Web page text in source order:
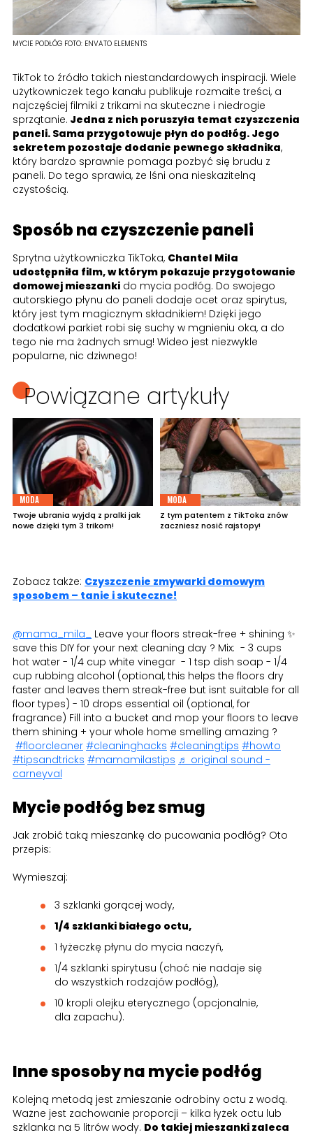
MYCIE PODŁÓG FOTO: ENVATO ELEMENTS
TikTok to źródło takich niestandardowych inspiracji. Wiele
użytkowniczek tego kanału publikuje rozmaite treści, a
najczęściej filmiki z trikami na skuteczne i niedrogie
sprzątanie. Jedna z nich poruszyła temat czyszczenia
paneli. Sama przygotowuje płyn do podłóg. Jego
sekretem pozostaje dodanie pewnego składnika,
który bardzo sprawnie pomaga pozbyć się brudu z
paneli. Do tego sprawia, że lśni ona nieskazitelną
czystością.
Sposób na czyszczenie paneli
Sprytna użytkowniczka TikToka, Chantel Mila
udostępniła film, w którym pokazuje przygotowanie
domowej mieszanki do mycia podłóg. Do swojego
autorskiego płynu do paneli dodaje ocet oraz spirytus,
który jest tym magicznym składnikiem! Dzięki jego
dodatkowi parkiet robi się suchy w mgnieniu oka, a do
tego nie ma żadnych smug! Wideo jest niezwykle
popularne, nic dziwnego!
Powiązane artykuły
MODA
Twoje ubrania wyjdą z pralki jak
nowe dzięki tym 3 trikom!
MODA
Z tym patentem z TikToka znów
zaczniesz nosić rajstopy!
Zobacz także: Czyszczenie zmywarki domowym
sposobem – tanie i skuteczne!
@mama_mila_
Leave your floors streak-free + shining ✨
save this DIY for your next cleaning day ? Mix: - 3 cups
hot water - 1/4 cup white vinegar - 1 tsp dish soap - 1/4
cup rubbing alcohol (optional, this helps the floors dry
faster and leaves them streak-free but isnt suitable for all
floor types) - 10 drops essential oil (optional, for
fragrance) Fill into a bucket and mop your floors to leave
them shining + your whole home smelling amazing ?
#floorcleaner #cleaninghacks #cleaningtips #howto
#tipsandtricks #mamamilastips ♬ original sound -
carneyval
Mycie podłóg bez smug
Jak zrobić taką mieszankę do pucowania podłóg? Oto
przepis:
Wymieszaj:
3 szklanki gorącej wody,
1/4 szklanki białego octu,
1 łyżeczkę płynu do mycia naczyń,
1/4 szklanki spirytusu (choć nie nadaje się
do wszystkich rodzajów podłóg),
10 kropli olejku eterycznego (opcjonalnie,
dla zapachu).
Inne sposoby na mycie podłóg
Kolejną metodą jest zmieszanie odrobiny octu z wodą.
Ważne jest zachowanie proporcji – kilka łyżek octu lub
szklanka na 5 litrów wody. Do takiej mieszanki zaleca